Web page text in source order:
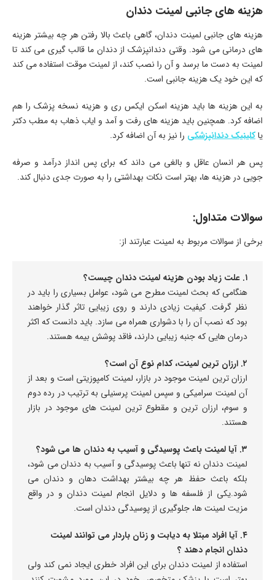
هزینه های جانبی لمینت دندان
هزینه های جانبی لمینت دندان، گاهی باعث بالا رفتن هر چه بیشتر هزینه
های درمانی می شود. وقتی دندانپزشک از دندان ما قالب گیری می کند تا
لمینت به دست ما برسد و آن را نصب کند، از لمینت موقت استفاده می کند
که این خود یک هزینه جانبی است.
به این هزینه ها باید هزینه اسکن ایکس ری و هزینه نسخه پزشک را هم
اضافه کرد. همچنین باید هزینه های رفت و آمد و ایاب ذهاب به مطب دکتر
یاکلینیک دندانپزشکی را نیز به آن اضافه کرد.
پس هر انسان عاقل و بالغی می داند که برای پس انداز درآمد و صرفه
جویی در هزینه ها، بهتر است نکات بهداشتی را به صورت جدی دنبال کند.
سوالات متداول:
برخی از سوالات مربوط به لمینت عبارتند از:
۱. علت زیاد بودن هزینه لمینت دندان چیست؟
هنگامی که بحث لمینت مطرح می شود، عوامل بسیاری را باید در
نظر گرفت. کیفیت زیادی دارند و روی زیبایی تاثر گذار خواهند
بود که نصب آن را با دشواری همراه می سازد. باید دانست که اکثر
درمان هایی که جنبه زیبایی دارند، فاقد پوشش بیمه هستند.
۲. ارزان ترین لمینت، کدام نوع آن است؟
ارزان ترین لمینت موجود در بازار، لمینت کامپوزیتی است و بعد از
آن لمینت سرامیکی و سپس لمینت پرسنیلی به ترتیب در رده دوم
و سوم، ارزان ترین و مقطوع ترین لمینت های موجود در بازار
هستند.
۳. آیا لمینت باعث
پوسیدگی و آسیب به دندان ها می شود؟
لمینت دندان نه تنها باعث پوسیدگی و آسیب به دندان می شود،
بلکه باعث حفظ هر چه بیشتر بهداشت دهان و دندان می
شود.یکی از فلسفه ها و دلایل انجام لمینت دندان و در واقع
مزیت لمینت ها، جلوگیری از پوسیدگی دندان است.
۴. آیا افراد مبتلا به دیابت و زنان باردار می توانند لمینت
دندان انجام دهند ؟
استفاده از لمینت دندان برای این افراد خطری ایجاد نمی کند ولی